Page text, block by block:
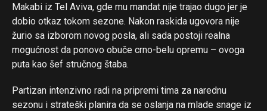
Makabi iz Tel Aviva, gde mu mandat nije trajao dugo jer je
dobio otkaz tokom sezone. Nakon raskida ugovora nije
žurio sa izborom novog posla, ali sada postoji realna
mogućnost da ponovo obuče crno-belu opremu – ovoga
puta kao šef stručnog štaba.
Partizan intenzivno radi na pripremi tima za narednu
sezonu i strateški planira da se oslanja na mlade snage iz